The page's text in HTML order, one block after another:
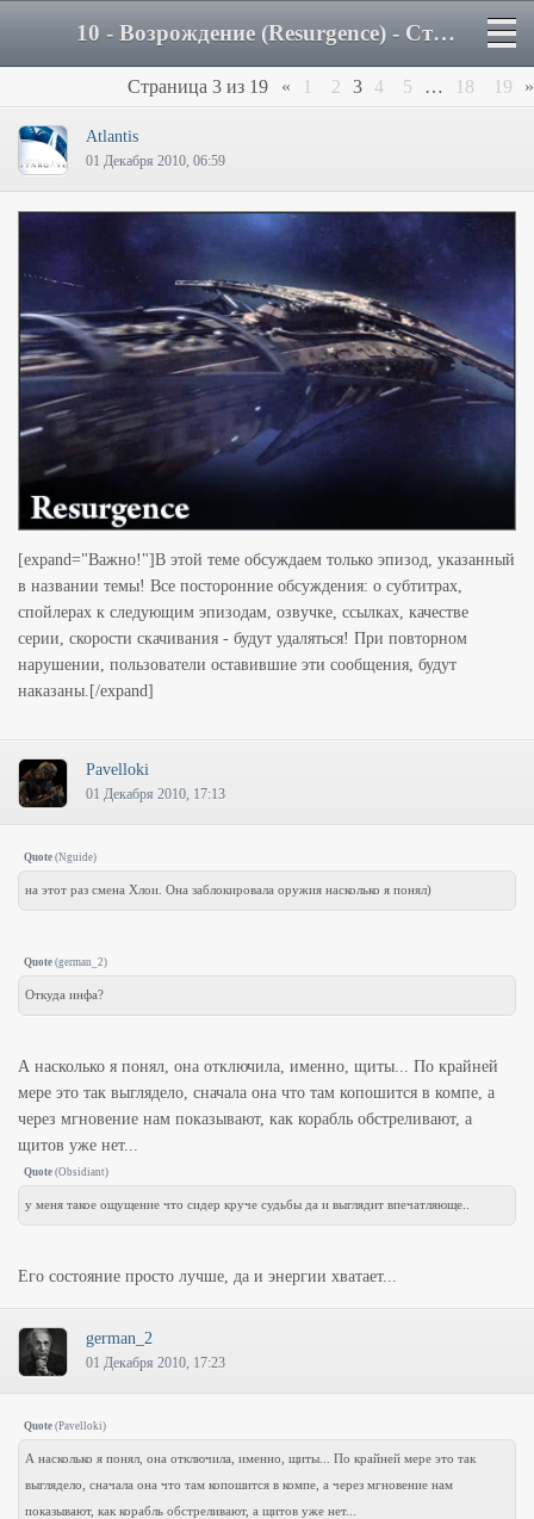
10 - Возрождение (Resurgence) - Страница 3 - Форум
Страница 3 из 19 « 1 2 3 4 5 … 18 19 »
Atlantis
01 Декабря 2010, 06:59
[expand="Важно!"]В этой теме обсуждаем только эпизод, указанный
в названии темы! Все посторонние обсуждения: о субтитрах,
спойлерах к следующим эпизодам, озвучке, ссылках, качестве
серии, скорости скачивания - будут удаляться! При повторном
нарушении, пользователи оставившие эти сообщения, будут
наказаны.[/expand]
Pavelloki
01 Декабря 2010, 17:13
Quote (Nguide)
на этот раз смена Хлои. Она заблокировала оружия насколько я понял)
Quote (german_2)
Откуда инфа?
А насколько я понял, она отключила, именно, щиты... По крайней
мере это так выглядело, сначала она что там копошится в компе, а
через мгновение нам показывают, как корабль обстреливают, а
щитов уже нет...
Quote (Obsidiant)
у меня такое ощущение что сидер круче судьбы да и выглядит впечатляюще..
Его состояние просто лучше, да и энергии хватает...
german_2
01 Декабря 2010, 17:23
Quote (Pavelloki)
А насколько я понял, она отключила, именно, щиты... По крайней мере это так
выглядело, сначала она что там копошится в компе, а через мгновение нам
показывают, как корабль обстреливают, а щитов уже нет...